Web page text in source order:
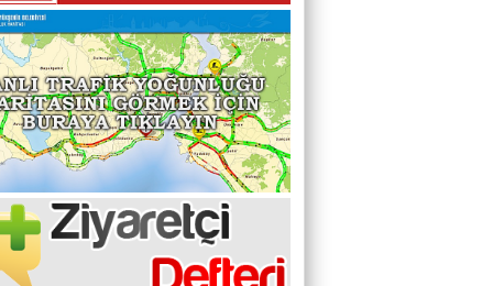
Şehir ve Aile Şurasının Düşündürdükleri (2)
Şeref Yumurtacı
Bir İnsanlık Mektebi: Tosya Yaren Kültürü